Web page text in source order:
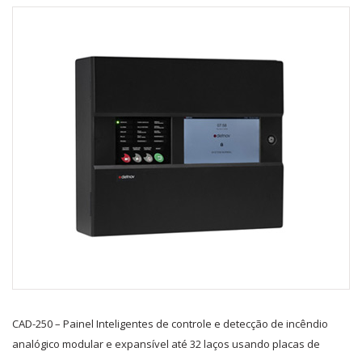
CAD-250 – Painel Inteligentes de controle e detecção de incêndio
analógico modular e expansível até 32 laços usando placas de